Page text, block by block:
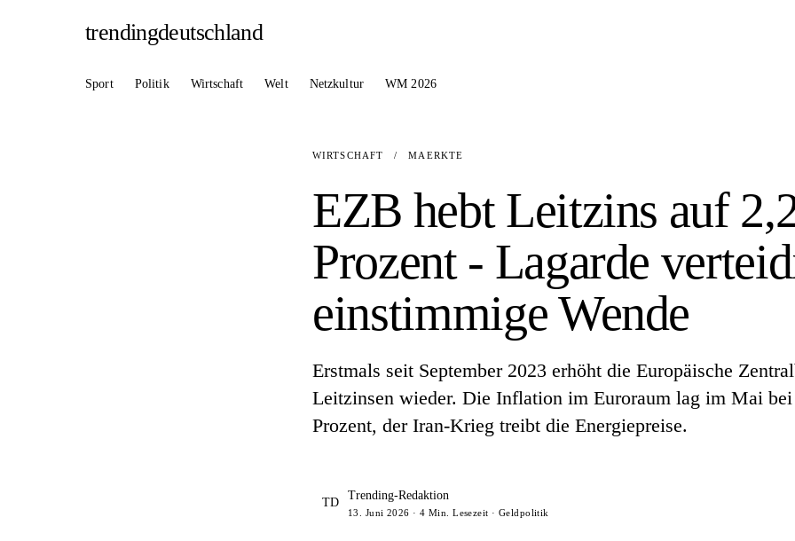
trendingdeutschland
Sport Politik Wirtschaft Welt Netzkultur WM 2026
WIRTSCHAFT / MAERKTE
EZB hebt Leitzins auf
Prozent - Lagarde
einstimmige Wende
Erstmals seit September 2023 erhöht die Europäische
Leitzinsen wieder. Die Inflation im Euroraum lag im Mai
Prozent, der Iran-Krieg treibt die Energiepreise.
TD
Trending-Redaktion
13. Juni 2026 · 4 Min. Lesezeit · Geldpolitik